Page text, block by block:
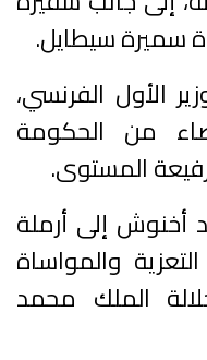
سميرة سيطايل.
الأول الفرنسي،
من الحكومة
المستوى.
أخنوش إلى أرملة
والمواساة
الملك محمد